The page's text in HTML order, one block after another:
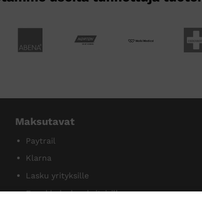
Maksutavat
Paytrail
Klarna
Lasku yrityksille
Ennakkolasku yksityisille